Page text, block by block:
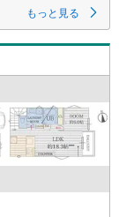
もっと見る